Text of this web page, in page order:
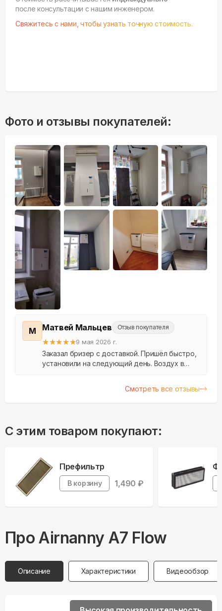
после консультации с нашим инженером.
Свяжитесь с нами, чтобы узнать точную стоимость.
Фото и отзывы покупателей:
М Матвей Мальцев Отзыв покупателя
★★★★★9 мая 2026 г.
Заказал бризер с доставкой. Пришёл быстро,
установили на следующий день. Воздух в
Смотреть все отзывы
С этим товаром покупают:
Префильтр
В корзину 1,490 ₽
Про Airnanny A7 Flow
Описание Характеристики Видеообзор